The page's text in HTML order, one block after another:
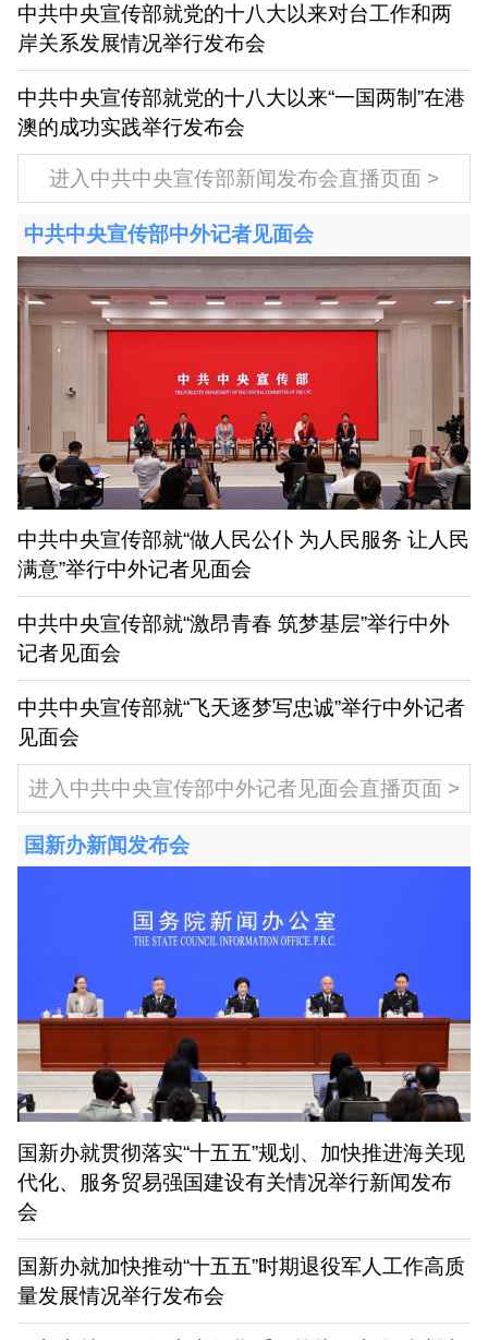
中共中央宣传部就党的十八大以来对台工作和两
岸关系发展情况举行发布会
中共中央宣传部就党的十八大以来“一国两制”在港
澳的成功实践举行发布会
进入中共中央宣传部新闻发布会直播页面
中共中央宣传部中外记者见面会
中共中央宣传部就“做人民公仆 为人民服务 让人民
满意”举行中外记者见面会
中共中央宣传部就“激昂青春 筑梦基层”举行中外
记者见面会
中共中央宣传部就“飞天逐梦写忠诚”举行中外记者
见面会
进入中共中央宣传部中外记者见面会直播页面
国新办新闻发布会
国新办就贯彻落实“十五五”规划、加快推进海关现
代化、服务贸易强国建设有关情况举行新闻发布
会
国新办就加快推动“十五五”时期退役军人工作高质
量发展情况举行发布会